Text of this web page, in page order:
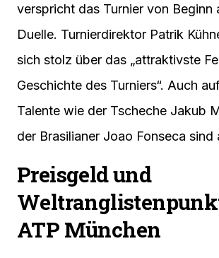
verspricht das Turnier von Beginn
Duelle. Turnierdirektor Patrik
sich stolz über das „attraktivste
Geschichte des Turniers“. Auch
Talente wie der Tscheche Jakub
der Brasilianer Joao Fonseca sind
Preisgeld und
ATP München